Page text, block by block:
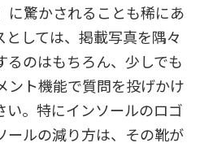
に驚かされることも稀にあ
としては、掲載写真を隅々
るのはもちろん、少しでも
ント機能で質問を投げかけ
い。特にインソールのロゴ
ールの減り方は、その靴が